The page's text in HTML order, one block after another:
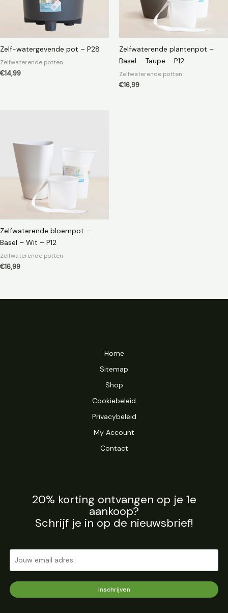
Zelf-watergevende pot – P28
Zelfwaterende potten
€14,99
Zelfwaterende plantenpot –
Basel – Taupe – P12
Zelfwaterende potten
€16,99
Zelfwaterende bloempot –
Basel – Wit – P12
Zelfwaterende potten
€16,99
Home
Sitemap
Shop
Cookiebeleid
Privacybeleid
My Account
Contact
20% korting ontvangen op je 1e
aankoop?
Schrijf je in op de nieuwsbrief!
Inschrijven